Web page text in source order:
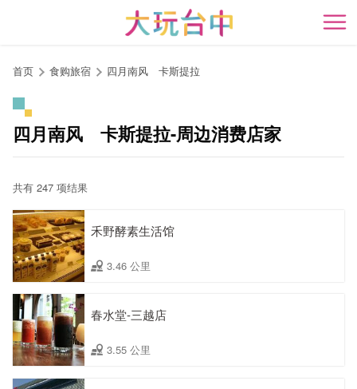
开
首页 食购旅宿 四月南风 卡斯提拉
四月南风 卡斯提拉-周边消费店家
共有 247 项结果
禾野酵素生活馆
3.46 公里
春水堂-三越店
3.55 公里